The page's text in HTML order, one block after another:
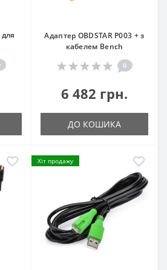
Адаптер OBDSTAR P003 + з
кабелем Bench
0
6 482 грн.
ДО КОШИКА
Хіт продажу